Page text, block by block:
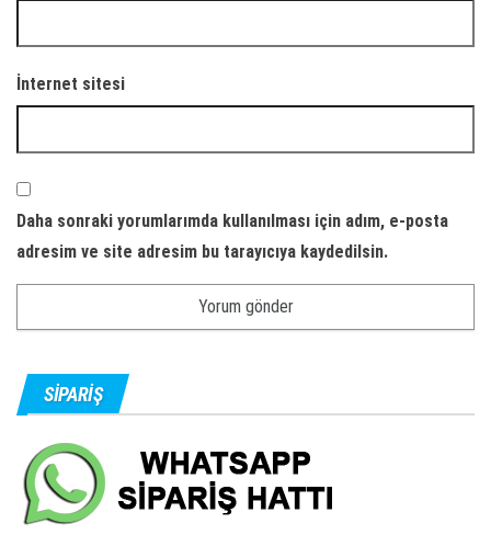
İnternet sitesi
Daha sonraki yorumlarımda kullanılması için adım, e-posta
adresim ve site adresim bu tarayıcıya kaydedilsin.
SIPARIŞ